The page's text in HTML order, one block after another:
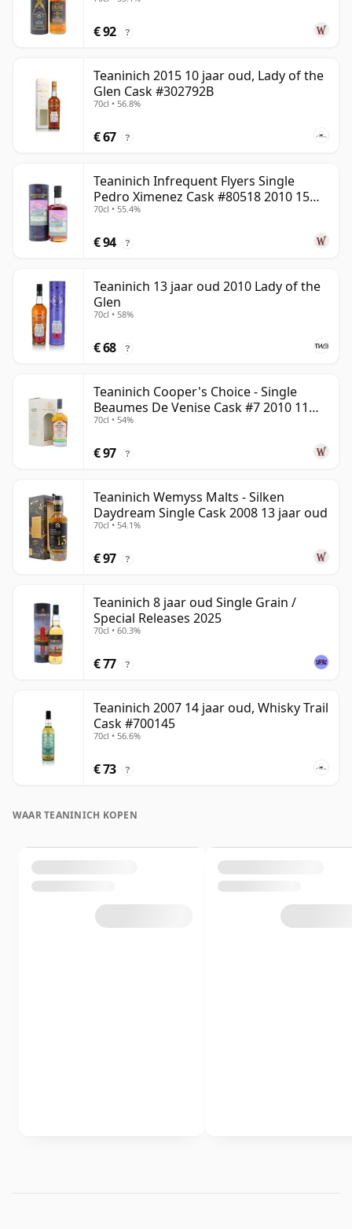
€ 92 ?
Teaninich 2015 10 jaar oud, Lady of the
Glen Cask #302792B
70cl • 56.8%
€ 67 ?
Teaninich Infrequent Flyers Single
Pedro Ximenez Cask #80518 2010 15
jaar oud
70cl • 55.4%
€ 94 ?
Teaninich 13 jaar oud 2010 Lady of the
Glen
70cl • 58%
€ 68 ?
Teaninich Cooper's Choice - Single
Beaumes De Venise Cask #7 2010 11
jaar oud
70cl • 54%
€ 97 ?
Teaninich Wemyss Malts - Silken
Daydream Single Cask 2008 13 jaar oud
70cl • 54.1%
€ 97 ?
Teaninich 8 jaar oud Single Grain /
Special Releases 2025
70cl • 60.3%
€ 77 ?
Teaninich 2007 14 jaar oud, Whisky Trail
Cask #700145
70cl • 56.6%
€ 73 ?
WAAR TEANINICH KOPEN